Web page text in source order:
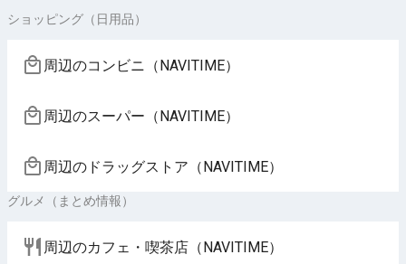
ショッピング（日用品）
周辺のコンビニ（NAVITIME）
周辺のスーパー（NAVITIME）
周辺のドラッグストア（NAVITIME）
グルメ（まとめ情報）
周辺のカフェ・喫茶店（NAVITIME）